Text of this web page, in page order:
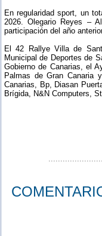
En regularidad sport, un
2026. Olegario Reyes –
participación del año
El 42 Rallye Villa de
Municipal de Deportes de
Gobierno de Canarias, el
Palmas de Gran Canaria
Canarias, Bp, Diasan
Brígida, N&N Computers,